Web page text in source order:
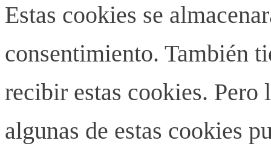
Estas cookies se
consentimiento. También
recibir estas cookies.
algunas de estas cookies